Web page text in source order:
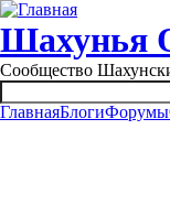
Перейти к основному
Шахунья
Сообщество
Main menu
ГлавнаяБлогиФорумы